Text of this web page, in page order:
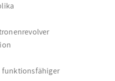
funktionsfähiger